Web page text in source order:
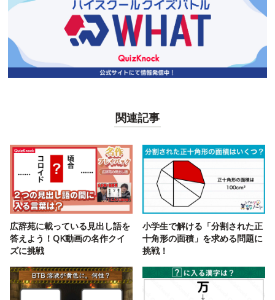
関連記事
広辞苑に載っている見出し語を
答えよう！QK動画の名作クイ
ズに挑戦
小学生で解ける「分割された正
十角形の面積」を求める問題に
挑戦！